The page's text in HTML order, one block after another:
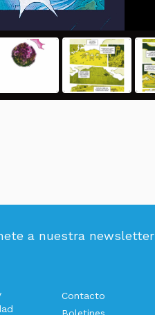
a nuestra newsletter
Contacto